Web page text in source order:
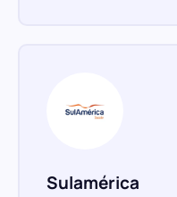
Sulamérica